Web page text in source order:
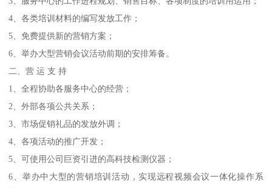
4、各类培训材料的编写发放工作；
5、免费提供新的营销方案；
6、举办大型营销会议活动前期的安排筹备。
二、营 运 支 持
1、全程协助各服务中心的经营；
2、外部各项公共关系；
3、市场促销礼品的发放外调；
4、各项活动的推广开发；
5、可使用公司巨资引进的高科技检测仪器；
6、举办中大型的营销培训活动，实现远程视频会议一体化操作系